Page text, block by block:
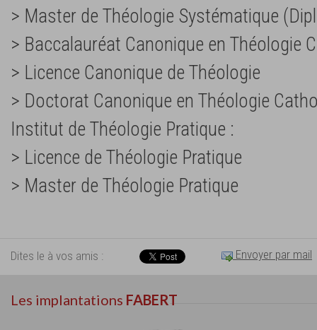
> Master de Théologie Systématique
> Baccalauréat Canonique en Théologie
> Licence Canonique de Théologie
> Doctorat Canonique en Théologie
Institut de Théologie Pratique :
> Licence de Théologie Pratique
> Master de Théologie Pratique
Dites le à vos amis : Envoyer par mail
Les implantations FABERT